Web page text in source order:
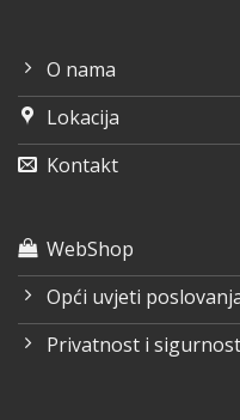
O nama
Lokacija
Kontakt
WebShop
Opći uvjeti
Privatnost i